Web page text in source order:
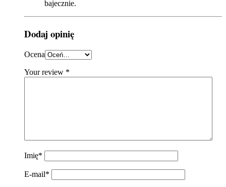
bajecznie.
Dodaj opinię
Ocena
Your review *
Imię*
E-mail*